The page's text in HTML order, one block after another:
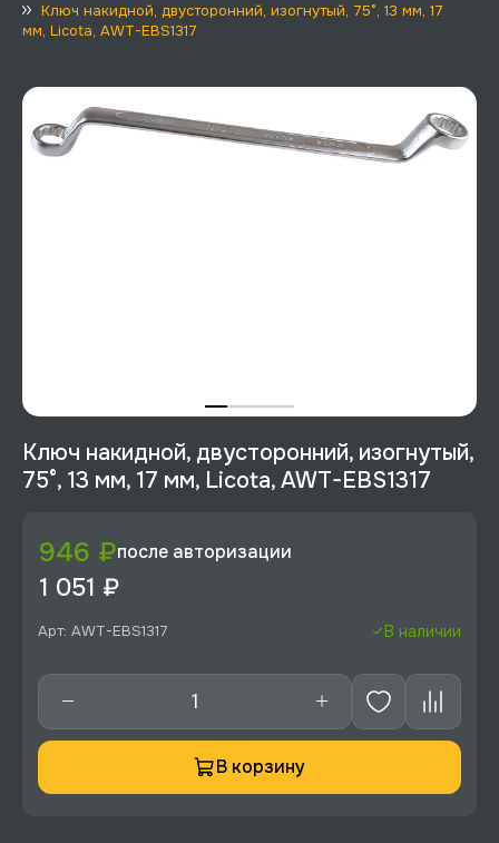
Ключ накидной, двусторонний, изогнутый, 75°, 13 мм, 17
мм, Licota, AWT-EBS1317
Ключ накидной, двусторонний, изогнутый,
75°, 13 мм, 17 мм, Licota, AWT-EBS1317
946 ₽после авторизации
1 051 ₽
Арт: AWT-EBS1317 В наличии
В корзину